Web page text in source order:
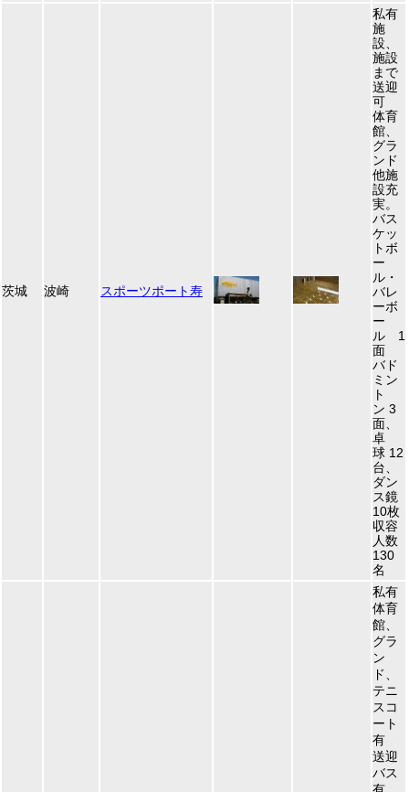
茨城 波崎 スポーツポート寿
私有
施
設、
施設
まで
送迎
可
体育
館、
グラ
ンド
他施
設充
実。
バス
ケッ
トボ
ー
ル・
バレ
ーボ
ー
ル 1
面
バド
ミン
ト
ン 3
面、
卓
球 12
台、
ダン
ス鏡
10枚
収容
人数
130
名
私有
体育
館、
グラ
ン
ド、
テニ
スコ
ート
有
送迎
バス
有、